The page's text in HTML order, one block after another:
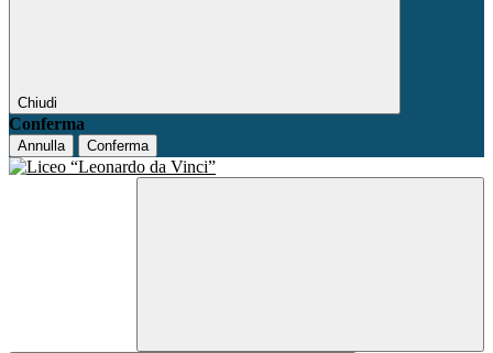
Chiudi
Conferma
Annulla Conferma